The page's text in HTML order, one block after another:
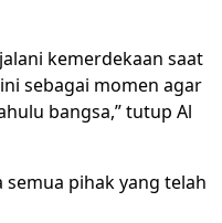
kemerdekaan saat
sebagai momen agar
bangsa,” tutup Al
semua pihak yang telah